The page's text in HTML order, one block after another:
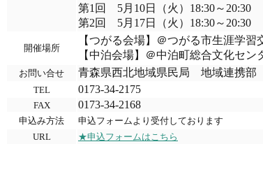
第1回 5月10日（火）18:30～20:30
第2回 5月17日（火）18:30～20:30
開催場所
【つがる会場】＠つがる市生涯学習
【中泊会場】＠中泊町総合文化セン
お問い合せ 青森県西北地域県民局 地域連携部
TEL 0173-34-2175
FAX 0173-34-2168
申込み方法
申込フォームより受付しております
URL
★申込フォームはこちら